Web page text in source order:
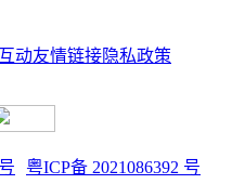
动友情链接隐私政策
粤ICP备 2021086392 号